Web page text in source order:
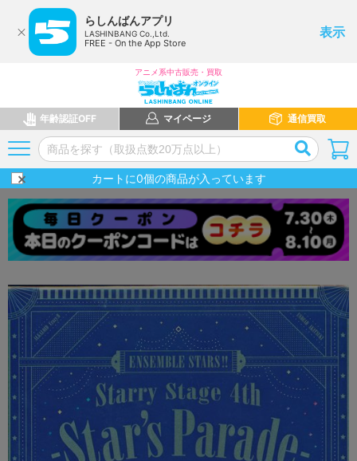
らしんばんアプリ
LASHINBANG Co.,Ltd.
FREE - On the App Store
表示
アニメ系中古販売・買取
年齢認証OFF マイページ 通信買取
カートに0個の商品が入っています